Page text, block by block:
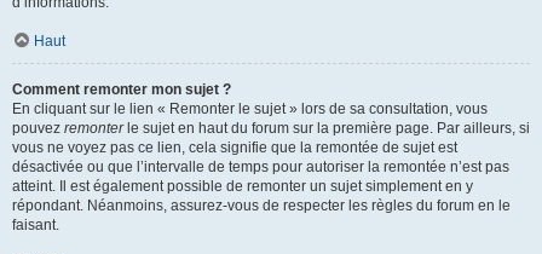
Haut
Comment remonter mon sujet ?
En cliquant sur le lien « Remonter le sujet » lors de sa consultation, vous
pouvez remonterle sujet en haut du forum sur la première page. Par ailleurs, si
vous ne voyez pas ce lien, cela signifie que la remontée de sujet est
désactivée ou que l’intervalle de temps pour autoriser la remontée n’est pas
atteint. Il est également possible de remonter un sujet simplement en y
répondant. Néanmoins, assurez-vous de respecter les règles du forum en le
faisant.